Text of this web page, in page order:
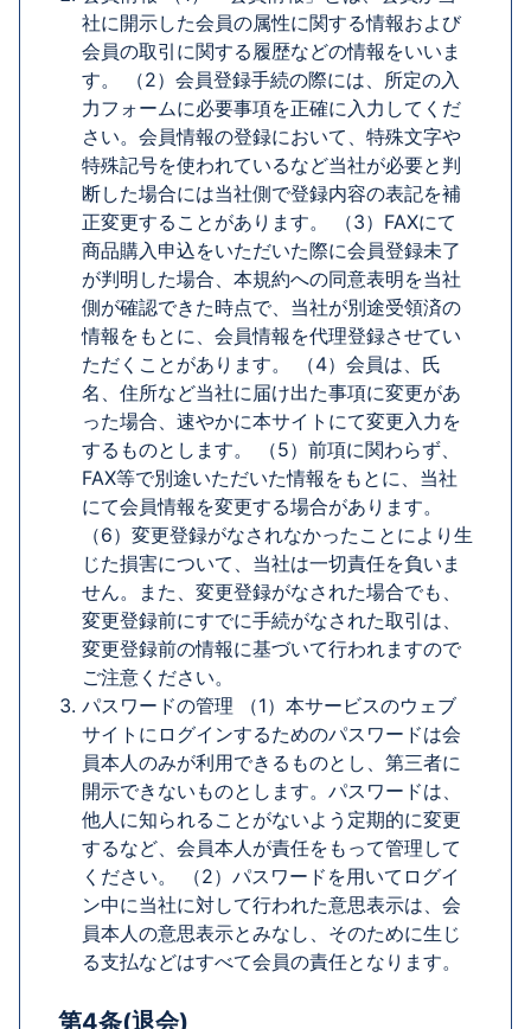
社に開示した会員の属性に関する情報および
会員の取引に関する履歴などの情報をいいま
す。 （2）会員登録手続の際には、所定の入
力フォームに必要事項を正確に入力してくだ
さい。会員情報の登録において、特殊文字や
特殊記号を使われているなど当社が必要と判
断した場合には当社側で登録内容の表記を補
正変更することがあります。 （3）FAXにて
商品購入申込をいただいた際に会員登録未了
が判明した場合、本規約への同意表明を当社
側が確認できた時点で、当社が別途受領済の
情報をもとに、会員情報を代理登録させてい
ただくことがあります。 （4）会員は、氏
名、住所など当社に届け出た事項に変更があ
った場合、速やかに本サイトにて変更入力を
するものとします。 （5）前項に関わらず、
FAX等で別途いただいた情報をもとに、当社
にて会員情報を変更する場合があります。
（6）変更登録がなされなかったことにより生
じた損害について、当社は一切責任を負いま
せん。また、変更登録がなされた場合でも、
変更登録前にすでに手続がなされた取引は、
変更登録前の情報に基づいて行われますので
ご注意ください。
パスワードの管理 （1）本サービスのウェブ
サイトにログインするためのパスワードは会
員本人のみが利用できるものとし、第三者に
開示できないものとします。パスワードは、
他人に知られることがないよう定期的に変更
するなど、会員本人が責任をもって管理して
ください。 （2）パスワードを用いてログイ
ン中に当社に対して行われた意思表示は、会
員本人の意思表示とみなし、そのために生じ
る支払などはすべて会員の責任となります。
第4条(退会)